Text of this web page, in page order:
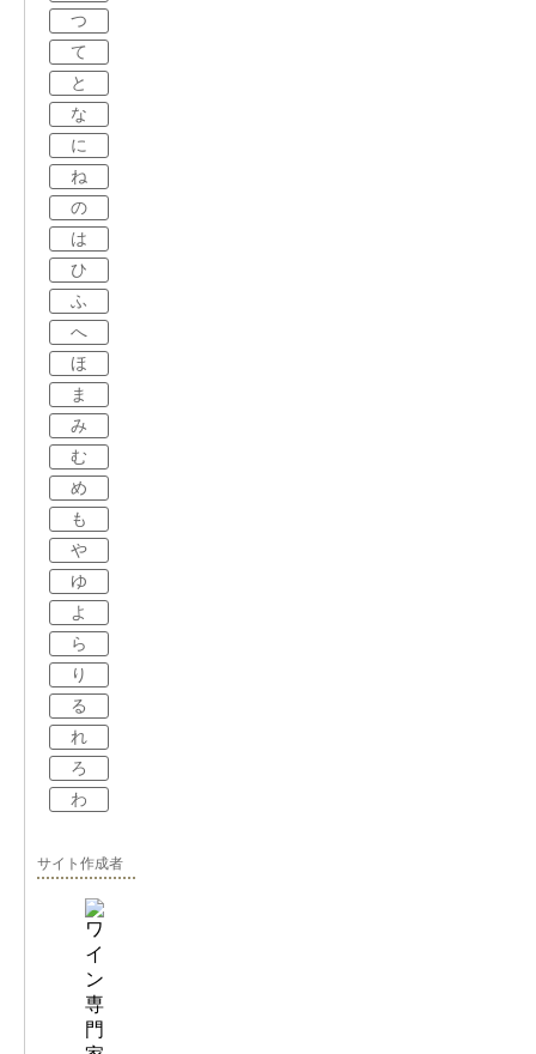
つ
て
と
な
に
ね
の
は
ひ
ふ
へ
ほ
ま
み
む
め
も
や
ゆ
よ
ら
り
る
れ
ろ
わ
サイト作成者